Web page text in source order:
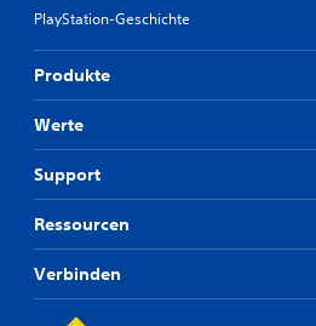
PlayStation-Geschichte
Produkte
Werte
Support
Ressourcen
Verbinden